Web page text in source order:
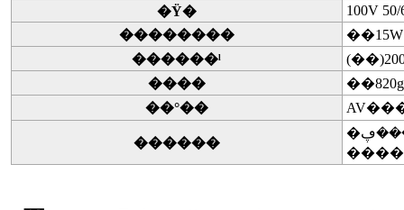
�Ÿ�
100V 50/
��������
��15W
������ˡ
����
��820g
��°��
������